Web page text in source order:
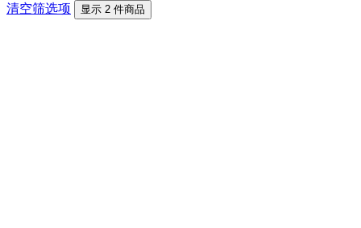
清空筛选项 显示 2 件商品